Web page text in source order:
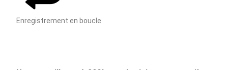
Enregistrement en boucle